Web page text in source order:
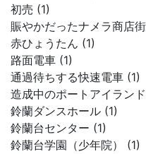
初売 (1)
賑やかだったナメラ商店
赤ひょうたん (1)
路面電車 (1)
通過待ちする快速電車 (1)
造成中のポートアイラン
鈴蘭ダンスホール (1)
鈴蘭台センター (1)
鈴蘭台学園（少年院） (1)